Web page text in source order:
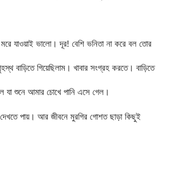
যাওয়াই ভালো। দূর! বেশি ভনিতা না করে বল তোর
গিয়েছিলাম। খাবার সংগ্রহ করতে। বাড়িতে
যা শুনে আমার চোখে পানি এসে গেল।
পায়। আর জীবনে মুরগির গোশত ছাড়া কিছুই